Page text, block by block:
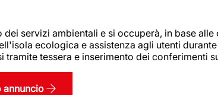
dei servizi ambientali e si occuperà, in base
ecologica e assistenza agli utenti
tessera e inserimento dei
annuncio